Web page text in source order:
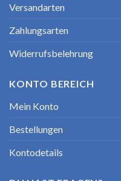
Versandarten
Zahlungsarten
Widerrufsbelehrung
KONTO BEREICH
Mein Konto
Bestellungen
Kontodetails